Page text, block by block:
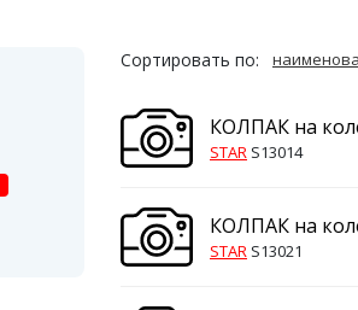
Сортировать по:
КОЛПАК на
STAR S13014
КОЛПАК на
STAR S13021